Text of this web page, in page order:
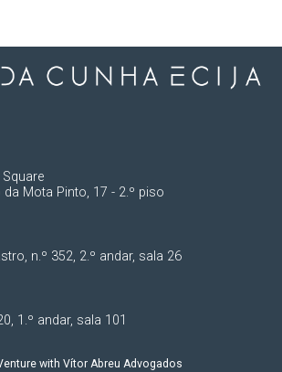
da Mota Pinto, 17 - 2.º piso
n.º 352, 2.º andar, sala 26
1.º andar, sala 101
with Vítor Abreu Advogados